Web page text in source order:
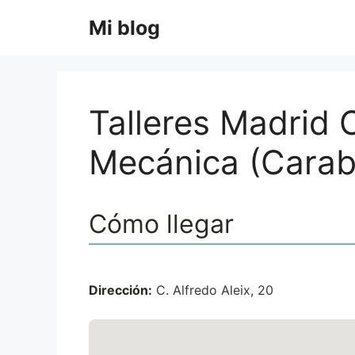
Mi blog
Talleres Madrid
Mecánica
Cómo llegar
Dirección: C. Alfredo Aleix, 20